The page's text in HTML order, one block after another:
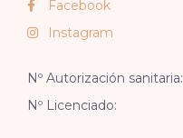
Facebook
Instagram
Nº Autorización sanitaria:
Nº Licenciado: